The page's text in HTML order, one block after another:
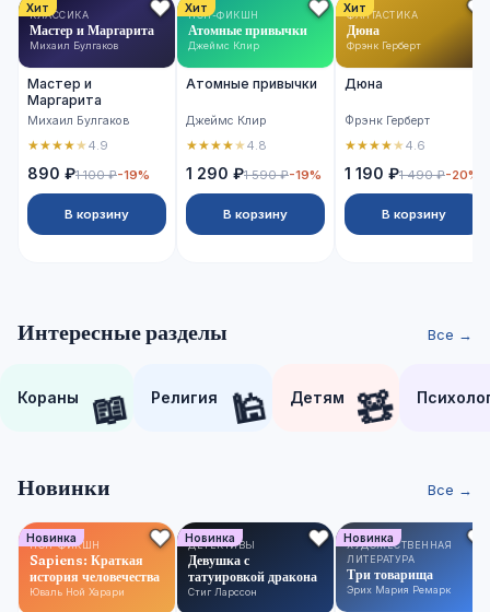
Хит
КЛАССИКА
Мастер и Маргарита
Михаил Булгаков
Мастер и
Маргарита
Михаил Булгаков
★★★★★4.9
890 ₽1 100 ₽-19%
В корзину
Хит
НОН-ФИКШН
Атомные привычки
Джеймс Клир
Атомные привычки
Джеймс Клир
★★★★★4.8
1 290 ₽1 590 ₽-19%
В корзину
Хит
ФАНТАСТИКА
Дюна
Фрэнк Герберт
Дюна
Фрэнк Герберт
★★★★★4.6
1 190 ₽1 490 ₽-20%
В корзину
Интересные разделы Все →
Кораны 📖 Религия 🕌 Детям 🧸
Новинки Все →
Новинка
НОН-ФИКШН
Sapiens: Краткая
история человечества
Юваль Ной Харари
Новинка
ДЕТЕКТИВЫ
Девушка с
татуировкой дракона
Стиг Ларссон
Новинка
ХУДОЖЕСТВЕННАЯ
ЛИТЕРАТУРА
Три товарища
Эрих Мария Ремарк